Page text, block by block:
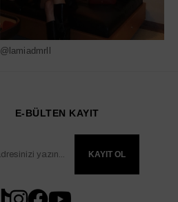
@lamiadmrll
E-BÜLTEN KAYIT
KAYIT OL